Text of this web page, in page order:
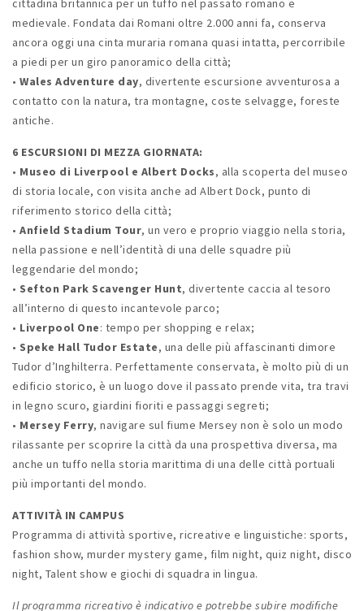
cittadina britannica per un tuffo nel passato romano e
medievale. Fondata dai Romani oltre 2.000 anni fa, conserva
ancora oggi una cinta muraria romana quasi intatta, percorribile
a piedi per un giro panoramico della città;
• Wales Adventure day, divertente escursione avventurosa a
contatto con la natura, tra montagne, coste selvagge, foreste
antiche.
6 ESCURSIONI DI MEZZA GIORNATA:
• Museo di Liverpool e Albert Docks, alla scoperta del museo
di storia locale, con visita anche ad Albert Dock, punto di
riferimento storico della città;
• Anfield Stadium Tour, un vero e proprio viaggio nella storia,
nella passione e nell’identità di una delle squadre più
leggendarie del mondo;
• Sefton Park Scavenger Hunt, divertente caccia al tesoro
all’interno di questo incantevole parco;
• Liverpool One: tempo per shopping e relax;
• Speke Hall Tudor Estate, una delle più affascinanti dimore
Tudor d’Inghilterra. Perfettamente conservata, è molto più di un
edificio storico, è un luogo dove il passato prende vita, tra travi
in legno scuro, giardini fioriti e passaggi segreti;
• Mersey Ferry, navigare sul fiume Mersey non è solo un modo
rilassante per scoprire la città da una prospettiva diversa, ma
anche un tuffo nella storia marittima di una delle città portuali
più importanti del mondo.
ATTIVITÀ IN CAMPUS
Programma di attività sportive, ricreative e linguistiche: sports,
fashion show, murder mystery game, film night, quiz night, disco
night, Talent show e giochi di squadra in lingua.
Il programma ricreativo è indicativo e potrebbe subire modifiche